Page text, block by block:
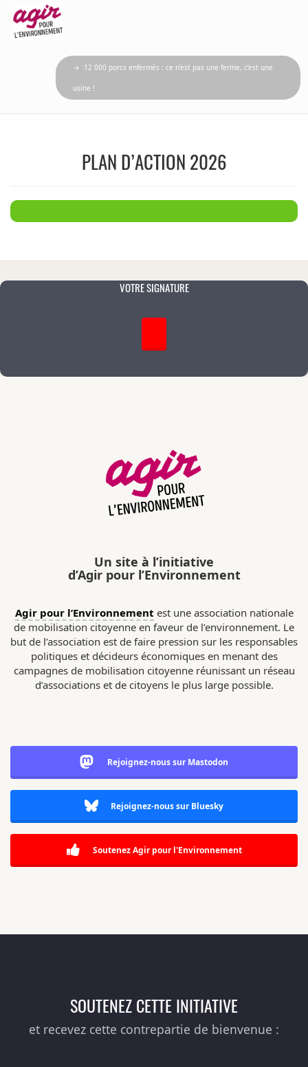
→ 12 000 porcs enfermés : ce n’est pas une ferme, c’est une
usine !
PLAN D’ACTION 2026
VOTRE SIGNATURE
Un site à l’initiative
d’Agir pour l’Environnement
Agir pour l’Environnement est une association nationale
de mobilisation citoyenne en faveur de l’environnement. Le
but de l’association est de faire pression sur les responsables
politiques et décideurs économiques en menant des
campagnes de mobilisation citoyenne réunissant un réseau
d’associations et de citoyens le plus large possible.
Rejoignez-nous sur Mastodon
Rejoignez-nous sur Bluesky
Soutenez Agir pour l'Environnement
SOUTENEZ CETTE INITIATIVE
et recevez cette contrepartie de bienvenue :